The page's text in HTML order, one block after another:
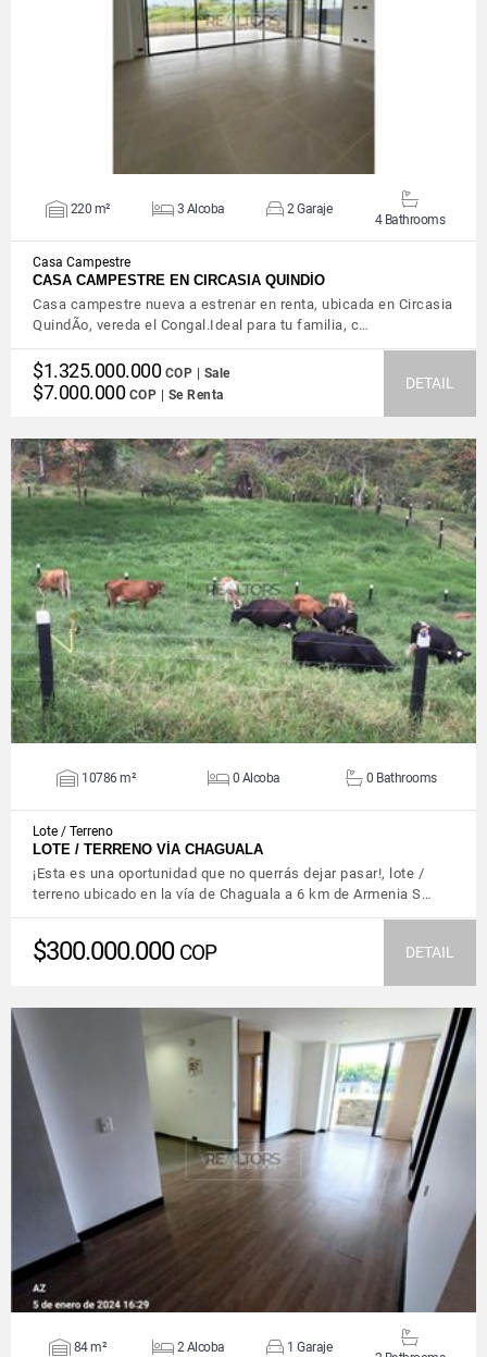
VIEW DETAILS
220 m² 3 Alcoba 2 Garaje
4 Bathrooms
Casa Campestre
CASA CAMPESTRE EN CIRCASIA QUINDÍO
Casa campestre nueva a estrenar en renta, ubicada en Circasia
QuindÃ­o, vereda el Congal.Ideal para tu familia, c…
$1.325.000.000 COP | Sale
$7.000.000 COP | Se Renta
DETAIL
VIEW DETAILS
10786 m² 0 Alcoba 0 Bathrooms
Lote / Terreno
LOTE / TERRENO VÍA CHAGUALA
¡Esta es una oportunidad que no querrás dejar pasar!, lote /
terreno ubicado en la vía de Chaguala a 6 km de Armenia S…
$300.000.000 COP DETAIL
VIEW DETAILS
84 m² 2 Alcoba 1 Garaje